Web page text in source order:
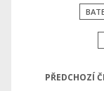
PŘEDCHOZÍ